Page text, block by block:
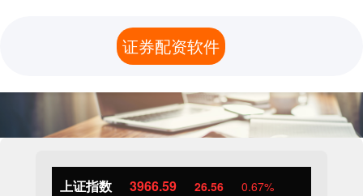
上证指数 3966.59 26.56 0.67%
证券配资软件